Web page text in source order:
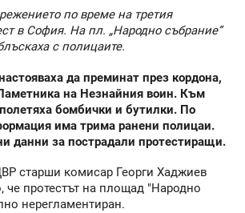
по време на третия
в София. На пл. „Народно събрание”
с полицаите.
да преминат през кордона,
на Незнайния воин. Към
бомбички и бутилки. По
има трима ранени полицаи.
данни за пострадали протестиращи.
старши комисар Георги Хаджиев
протестът на площад "Народно
нерегламентиран.